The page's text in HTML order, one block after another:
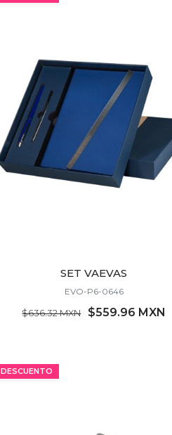
Kits,
SET VAEVAS
EVO-P6-0646
$636.32 MXN $559.96 MXN
DESCUENTO